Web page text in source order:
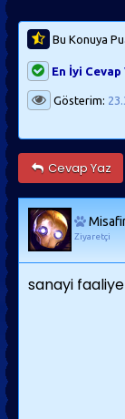
Bu Konuya
En İyi Cevap
Gösterim:
Cevap Yaz
Ziyaretçi
sanayi